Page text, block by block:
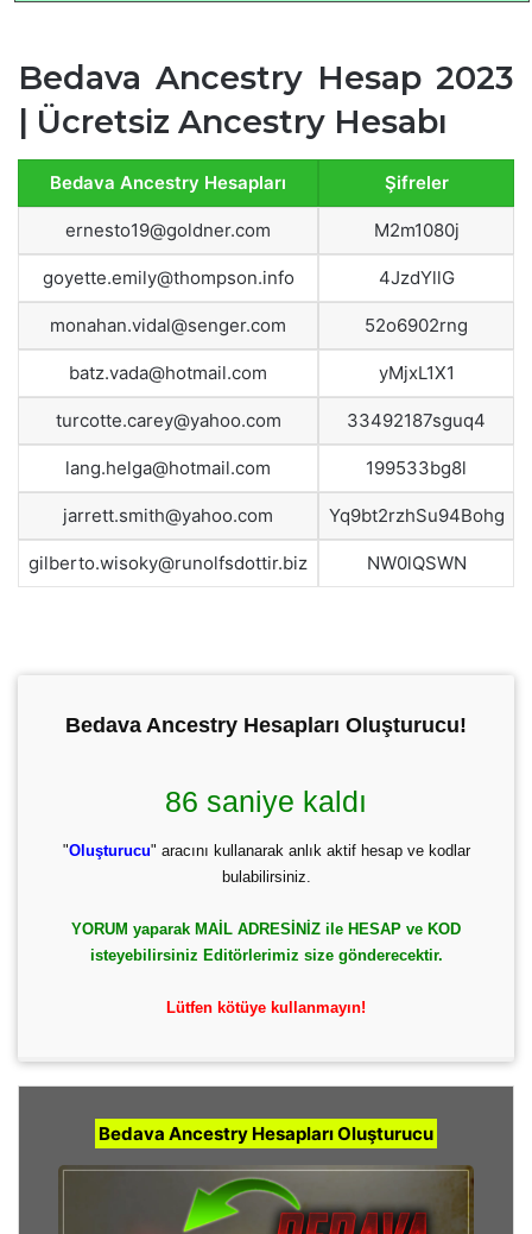
Bedava Ancestry Hesap 2023
| Ücretsiz Ancestry Hesabı
Bedava Ancestry Hesapları Şifreler
ernesto19@goldner.com M2m1080j
goyette.emily@thompson.info 4JzdYllG
monahan.vidal@senger.com 52o6902rng
batz.vada@hotmail.com yMjxL1X1
turcotte.carey@yahoo.com 33492187sguq4
lang.helga@hotmail.com 199533bg8l
jarrett.smith@yahoo.com Yq9bt2rzhSu94Bohg
gilberto.wisoky@runolfsdottir.biz NW0lQSWN
Bedava Ancestry Hesapları Oluşturucu!
86 saniye kaldı
"Oluşturucu" aracını kullanarak anlık aktif hesap ve kodlar
bulabilirsiniz.
YORUM yaparak MAİL ADRESİNİZ ile HESAP ve KOD
isteyebilirsiniz Editörlerimiz size gönderecektir.
Lütfen kötüye kullanmayın!
Bedava Ancestry Hesapları Oluşturucu